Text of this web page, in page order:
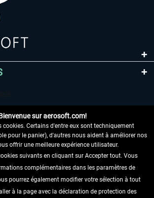
ICI
sur aerosoft.com!
cookies. Certains d'entre eux sont techniquement
pour le panier), d'autres nous aident à améliorer nos
offrir une meilleure expérience utilisateur.
suivants en cliquant sur Accepter tout. Vous
complémentaires dans les paramètres de
pourrez également modifier votre sélection à tout
à la page avec la déclaration de protection des